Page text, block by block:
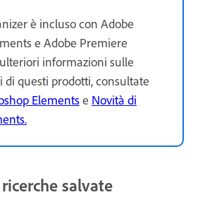
è incluso con Adobe
e Adobe Premiere
informazioni sulle
di questi prodotti, consultate
Elementse Novità di
salvate